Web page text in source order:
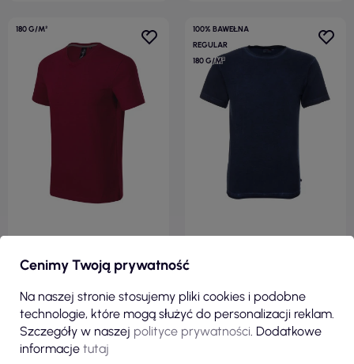
180 G/M²
( 34,62 zł brutto )
Koszulka męska Action v-neck
700 garnet Malfini premium
100% BAWEŁNA
REGULAR
180 G/M²
Smoky koszulka męska
granatowy Crimson Cut
Cenimy Twoją prywatność
Na naszej stronie stosujemy pliki cookies i podobne
technologie, które mogą służyć do personalizacji reklam.
Szczegóły w naszej polityce prywatności. Dodatkowe
informacje tutaj